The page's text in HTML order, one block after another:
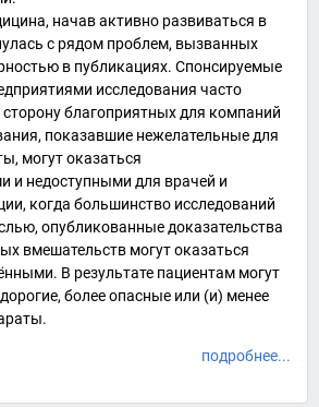
начав активно развиваться в
с рядом проблем, вызванных
в публикациях. Спонсируемые
исследования часто
благоприятных для компаний
показавшие нежелательные для
могут оказаться
и недоступными для врачей и
когда большинство исследований
опубликованные доказательства
вмешательств могут оказаться
В результате пациентам могут
более опасные или (и) менее
подробнее...